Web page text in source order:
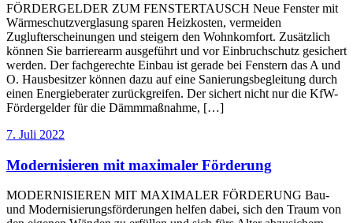
FÖRDERGELDER ZUM FENSTERTAUSCH Neue Fenster mit
Wärmeschutzverglasung sparen Heizkosten, vermeiden
Zuglufterscheinungen und steigern den Wohnkomfort. Zusätzlich
können Sie barrierearm ausgeführt und vor Einbruchschutz gesichert
werden. Der fachgerechte Einbau ist gerade bei Fenstern das A und
O. Hausbesitzer können dazu auf eine Sanierungsbegleitung durch
einen Energieberater zurückgreifen. Der sichert nicht nur die KfW-
Fördergelder für die Dämmmaßnahme, […]
7. Juli 2022
Modernisieren mit maximaler Förderung
MODERNISIEREN MIT MAXIMALER FÖRDERUNG Bau-
und Modernisierungsförderungen helfen dabei, sich den Traum von